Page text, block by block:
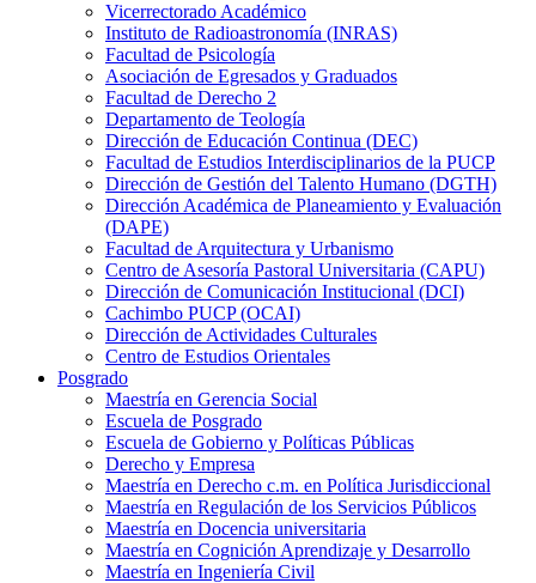
Vicerrectorado Académico
Instituto de Radioastronomía (INRAS)
Facultad de Psicología
Asociación de Egresados y Graduados
Facultad de Derecho 2
Departamento de Teología
Dirección de Educación Continua (DEC)
Facultad de Estudios Interdisciplinarios de la PUCP
Dirección de Gestión del Talento Humano (DGTH)
Dirección Académica de Planeamiento y Evaluación
(DAPE)
Facultad de Arquitectura y Urbanismo
Centro de Asesoría Pastoral Universitaria (CAPU)
Dirección de Comunicación Institucional (DCI)
Cachimbo PUCP (OCAI)
Dirección de Actividades Culturales
Centro de Estudios Orientales
Posgrado
Maestría en Gerencia Social
Escuela de Posgrado
Escuela de Gobierno y Políticas Públicas
Derecho y Empresa
Maestría en Derecho c.m. en Política Jurisdiccional
Maestría en Regulación de los Servicios Públicos
Maestría en Docencia universitaria
Maestría en Cognición Aprendizaje y Desarrollo
Maestría en Ingeniería Civil